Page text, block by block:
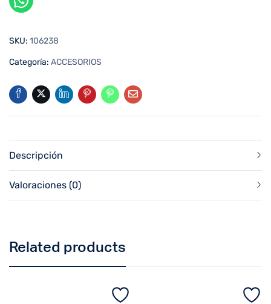
SKU: 106238
Categoría: ACCESORIOS
Descripción
Valoraciones (0)
Related products